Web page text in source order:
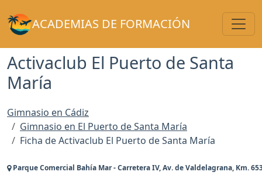
ACADEMIAS DE FORMACIÓN
Activaclub El Puerto de Santa
María
Gimnasio en Cádiz
Gimnasio en El Puerto de Santa María
Ficha de Activaclub El Puerto de Santa María
Parque Comercial Bahía Mar - Carretera IV, Av. de Valdelagrana, Km.